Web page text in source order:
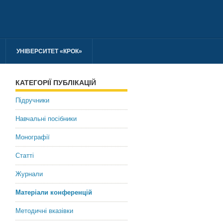
УНІВЕРСИТЕТ «КРОК»
КАТЕГОРІЇ ПУБЛІКАЦІЙ
Підручники
Навчальні посібники
Монографії
Статті
Журнали
Матеріали конференцій
Методичні вказівки